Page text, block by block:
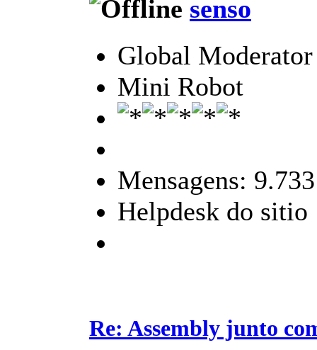
senso
Global Moderator
Mini Robot
Mensagens: 9.733
Helpdesk do sitio
Re: Assembly junto